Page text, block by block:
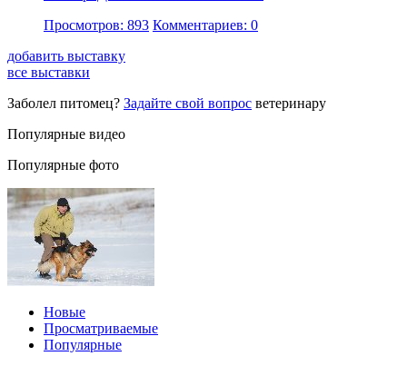
Просмотров: 893 Комментариев: 0
добавить выставку
все выставки
Заболел питомец? Задайте свой вопрос ветеринару
Популярные видео
Популярные фото
Новые
Просматриваемые
Популярные